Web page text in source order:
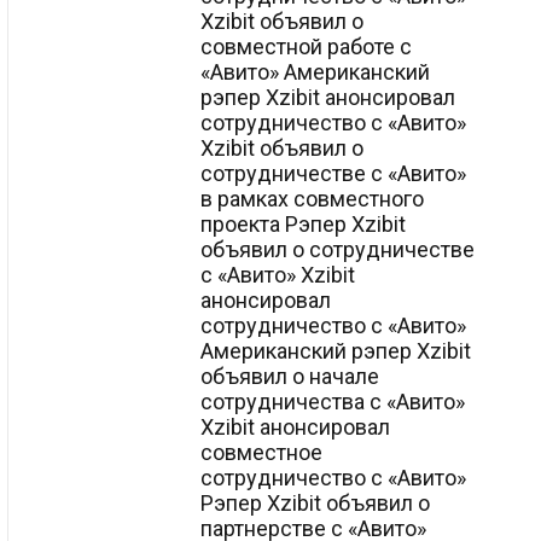
Xzibit объявил о
совместной работе с
«Авито» Американский
рэпер Xzibit анонсировал
сотрудничество с «Авито»
Xzibit объявил о
сотрудничестве с «Авито»
в рамках совместного
проекта Рэпер Xzibit
объявил о сотрудничестве
с «Авито» Xzibit
анонсировал
сотрудничество с «Авито»
Американский рэпер Xzibit
объявил о начале
сотрудничества с «Авито»
Xzibit анонсировал
совместное
сотрудничество с «Авито»
Рэпер Xzibit объявил о
партнерстве с «Авито»